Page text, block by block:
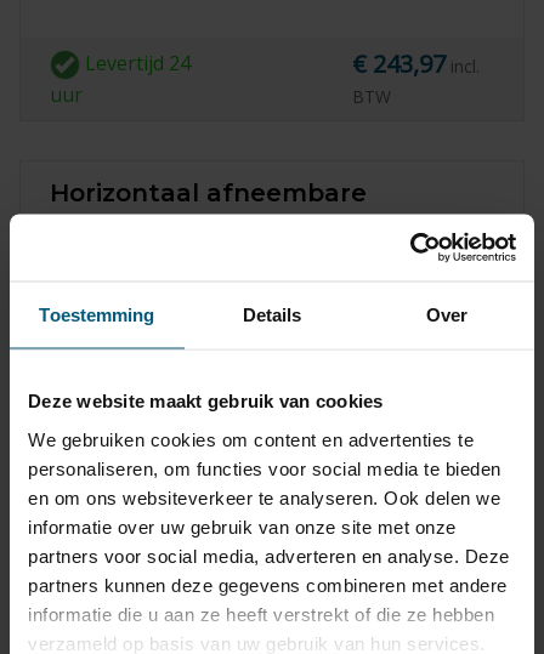
Toestemming Details Over
Deze website maakt gebruik van cookies
We gebruiken cookies om content en advertenties te
personaliseren, om functies voor social media te bieden
en om ons websiteverkeer te analyseren. Ook delen we
informatie over uw gebruik van onze site met onze
partners voor social media, adverteren en analyse. Deze
partners kunnen deze gegevens combineren met andere
informatie die u aan ze heeft verstrekt of die ze hebben
verzameld op basis van uw gebruik van hun services.
Levertijd 24
uur
€ 243,97 incl.
BTW
Horizontaal afneembare
Hatchback | 12/2010 - 12/2019
Meer
Levertijd3-5
werkdagen
€ 292,22
incl. BTW
Verticaal afneembare
trekhaak + 13 polige
universele kabelset
Citroen C4 II (type B7) 3/5 deurs,
Meer
info